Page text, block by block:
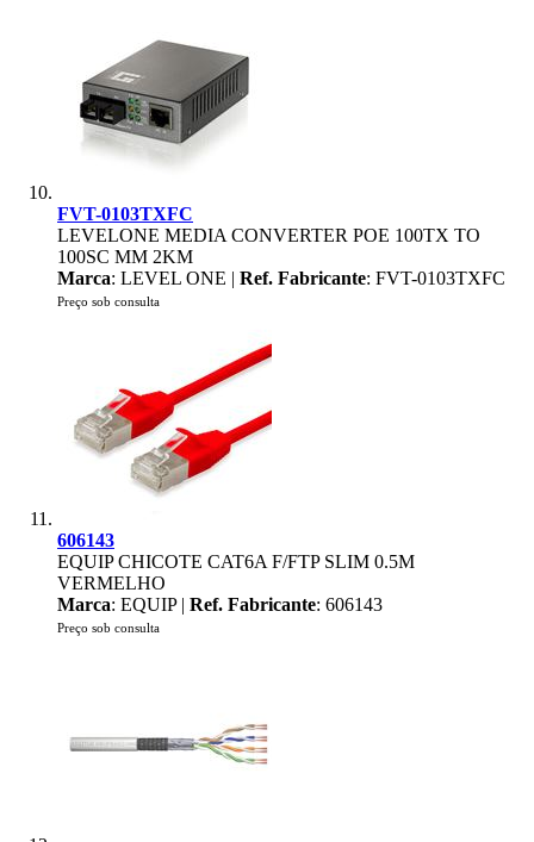
FVT-0103TXFC
LEVELONE MEDIA CONVERTER POE 100TX TO
100SC MM 2KM
Marca: LEVEL ONE | Ref. Fabricante: FVT-0103TXFC
Preço sob consulta
606143
EQUIP CHICOTE CAT6A F/FTP SLIM 0.5M
VERMELHO
Marca: EQUIP | Ref. Fabricante: 606143
Preço sob consulta